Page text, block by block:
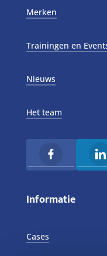
Merken
Trainingen en
Nieuws
Het team
Informatie
Cases